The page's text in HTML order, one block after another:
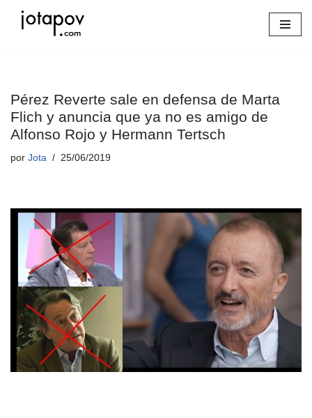
Pérez Reverte sale en defensa de Marta
Flich y anuncia que ya no es amigo de
Alfonso Rojo y Hermann Tertsch
por Jota 25/06/2019